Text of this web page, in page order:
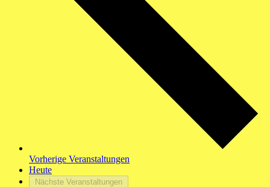
Vorherige Veranstaltungen
Heute
Nächste Veranstaltungen